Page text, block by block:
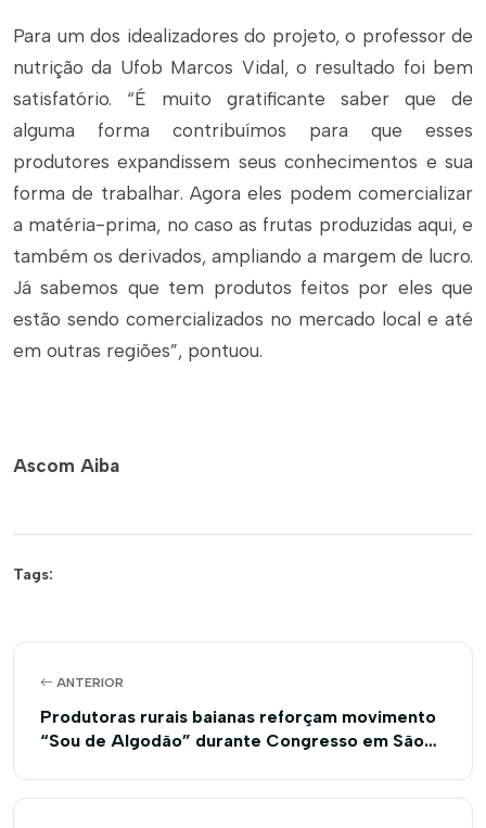
Para um dos idealizadores do projeto, o professor de
nutrição da Ufob Marcos Vidal, o resultado foi bem
satisfatório. “É muito gratificante saber que de
alguma forma contribuímos para que esses
produtores expandissem seus conhecimentos e sua
forma de trabalhar. Agora eles podem comercializar
a matéria-prima, no caso as frutas produzidas aqui, e
também os derivados, ampliando a margem de lucro.
Já sabemos que tem produtos feitos por eles que
estão sendo comercializados no mercado local e até
em outras regiões”, pontuou.
Ascom Aiba
Tags:
ANTERIOR
Produtoras rurais baianas reforçam movimento
“Sou de Algodão” durante Congresso em São